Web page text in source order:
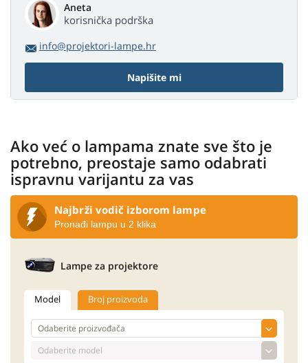
Aneta
korisnička podrška
info@projektori-lampe.hr
Napišite mi
Ako već o lampama znate sve što je
potrebno, preostaje samo odabrati
ispravnu varijantu za vas
Najbrži vodič izborom lampe
Pronađi lampu u 2 klika
Lampe za projektore
Model Broj proizvoda